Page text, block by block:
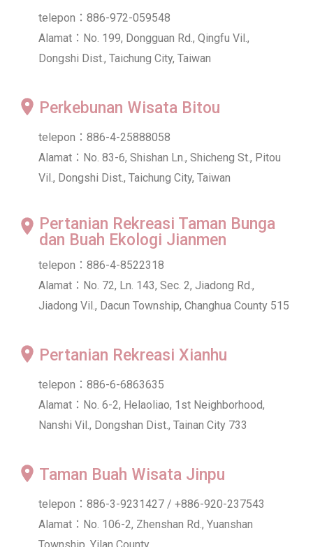
telepon：886-972-059548
Alamat：No. 199, Dongguan Rd., Qingfu Vil.,
Dongshi Dist., Taichung City, Taiwan
Perkebunan Wisata Bitou
telepon：886-4-25888058
Alamat：No. 83-6, Shishan Ln., Shicheng St., Pitou
Vil., Dongshi Dist., Taichung City, Taiwan
Pertanian Rekreasi Taman Bunga
dan Buah Ekologi Jianmen
telepon：886-4-8522318
Alamat：No. 72, Ln. 143, Sec. 2, Jiadong Rd.,
Jiadong Vil., Dacun Township, Changhua County 515
Pertanian Rekreasi Xianhu
telepon：886-6-6863635
Alamat：No. 6-2, Helaoliao, 1st Neighborhood,
Nanshi Vil., Dongshan Dist., Tainan City 733
Taman Buah Wisata Jinpu
telepon：886-3-9231427 / +886-920-237543
Alamat：No. 106-2, Zhenshan Rd., Yuanshan
Township, Yilan County